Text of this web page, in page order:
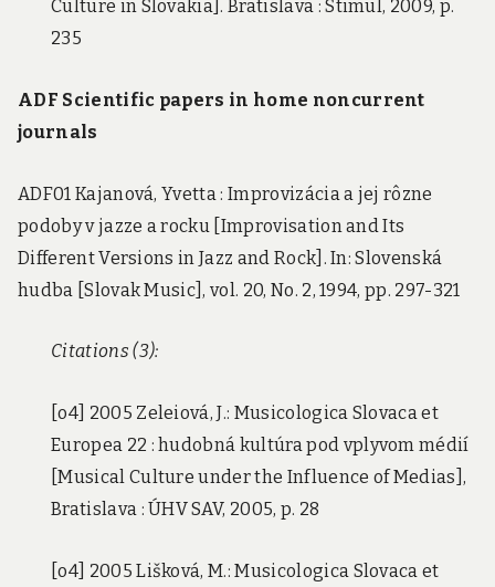
Culture in Slovakia]. Bratislava : Stimul, 2009, p.
235
ADF Scientific papers in home noncurrent
journals
ADF01 Kajanová, Yvetta : Improvizácia a jej rôzne
podoby v jazze a rocku [Improvisation and Its
Different Versions in Jazz and Rock]. In: Slovenská
hudba [Slovak Music], vol. 20, No. 2, 1994, pp. 297-321
Citations (3):
[o4] 2005 Zeleiová, J.: Musicologica Slovaca et
Europea 22 : hudobná kultúra pod vplyvom médií
[Musical Culture under the Influence of Medias],
Bratislava : ÚHV SAV, 2005, p. 28
[o4] 2005 Lišková, M.: Musicologica Slovaca et